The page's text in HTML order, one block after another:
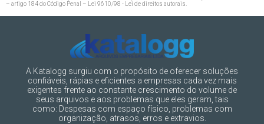
– artigo 184 do Código Penal –
Lei 9610/98 - Lei de direitos autorais
A Katalogg surgiu com o propósito de oferecer soluções
confiáveis, rápias e eficientes a empresas cada vez mais
exigentes frente ao constante crescimento do volume de
seus arquivos e aos problemas que eles geram, tais
como: Despesas com espaço físico, problemas com
organização, atrasos, erros e extravios.